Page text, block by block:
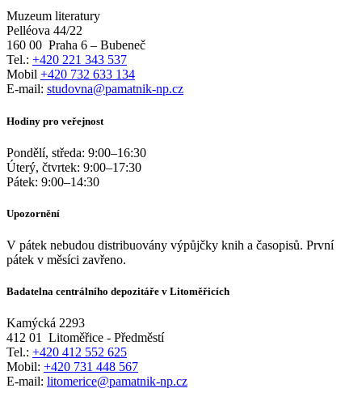
Muzeum literatury
Pelléova 44/22
160 00 Praha 6 – Bubeneč
Tel.: +420 221 343 537
Mobil +420 732 633 134
E-mail: studovna@pamatnik-np.cz
Hodiny pro veřejnost
Pondělí, středa: 9:00–16:30
Úterý, čtvrtek: 9:00–17:30
Pátek: 9:00–14:30
Upozornění
V pátek nebudou distribuovány výpůjčky knih a časopisů. První
pátek v měsíci zavřeno.
Badatelna centrálního depozitáře v Litoměřicích
Kamýcká 2293
412 01 Litoměřice - Předměstí
Tel.: +420 412 552 625
Mobil: +420 731 448 567
E-mail: litomerice@pamatnik-np.cz